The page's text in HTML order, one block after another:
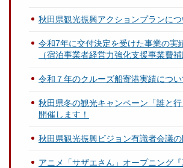
秋田県観光振興アクションプランに
令和7年に交付決定を受けた事業の実
（宿泊事業者経営力強化支援事業費補
令和７年のクルーズ船寄港実績につい
秋田県冬の観光キャンペーン「誰と
開催します！
秋田県観光振興ビジョン有識者会議
アニメ「サザエさん」オープニング